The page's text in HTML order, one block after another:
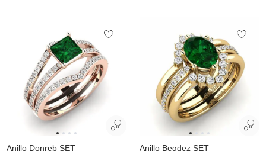
Anillo Donreb SET Anillo Begdez SET